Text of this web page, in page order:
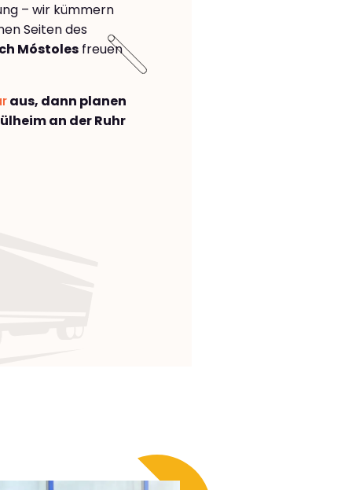
– wir kümmern
Seiten des
Móstoles freuen
aus, dann planen
an der Ruhr